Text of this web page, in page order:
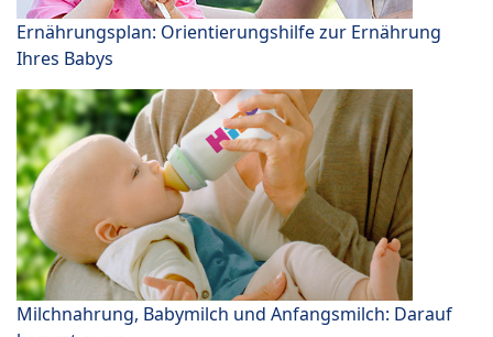
Ernährungsplan: Orientierungshilfe zur Ernährung
Ihres Babys
Milchnahrung, Babymilch und Anfangsmilch: Darauf